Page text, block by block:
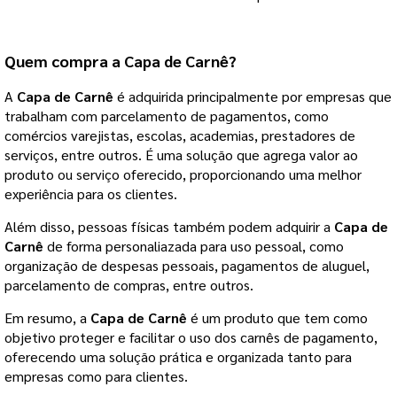
Quem compra a Capa de Carnê?
A Capa de Carnê é adquirida principalmente por empresas que
trabalham com parcelamento de pagamentos, como
comércios varejistas, escolas, academias, prestadores de
serviços, entre outros. É uma solução que agrega valor ao
produto ou serviço oferecido, proporcionando uma melhor
experiência para os clientes.
Além disso, pessoas físicas também podem adquirir a Capa de
Carnê de forma personaliazada para uso pessoal, como
organização de despesas pessoais, pagamentos de aluguel,
parcelamento de compras, entre outros.
Em resumo, a Capa de Carnê é um produto que tem como
objetivo proteger e facilitar o uso dos carnês de pagamento,
oferecendo uma solução prática e organizada tanto para
empresas como para clientes.